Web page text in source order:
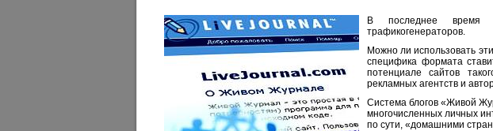
В последнее время
трафикогенераторов.
Можно ли использовать
специфика формата
потенциале сайтов
рекламных агентств и
Система блогов «Живой
многочисленных личных
по сути, «домашними